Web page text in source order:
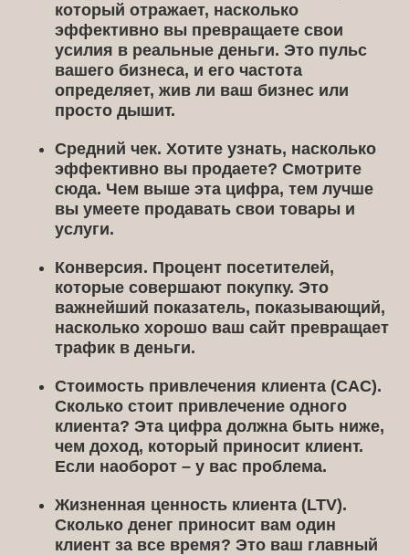
который отражает, насколько
эффективно вы превращаете свои
усилия в реальные деньги. Это пульс
вашего бизнеса, и его частота
определяет, жив ли ваш бизнес или
просто дышит.
Средний чек. Хотите узнать, насколько
эффективно вы продаете? Смотрите
сюда. Чем выше эта цифра, тем лучше
вы умеете продавать свои товары и
услуги.
Конверсия. Процент посетителей,
которые совершают покупку. Это
важнейший показатель, показывающий,
насколько хорошо ваш сайт превращает
трафик в деньги.
Стоимость привлечения клиента (CAC).
Сколько стоит привлечение одного
клиента? Эта цифра должна быть ниже,
чем доход, который приносит клиент.
Если наоборот – у вас проблема.
Жизненная ценность клиента (LTV).
Сколько денег приносит вам один
клиент за все время? Это ваш главный